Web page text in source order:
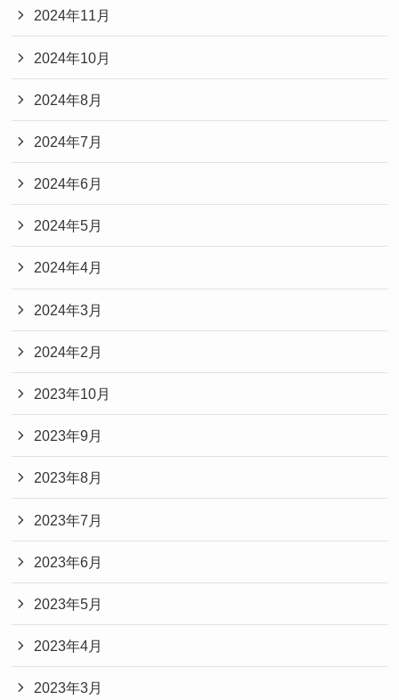
2024年11月
2024年10月
2024年8月
2024年7月
2024年6月
2024年5月
2024年4月
2024年3月
2024年2月
2023年10月
2023年9月
2023年8月
2023年7月
2023年6月
2023年5月
2023年4月
2023年3月